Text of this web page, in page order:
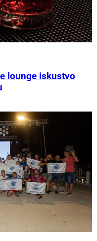
lounge iskustvo